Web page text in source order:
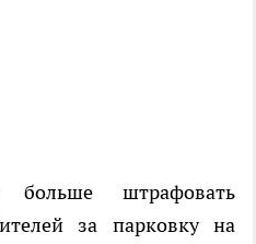
штрафовать
за парковку на